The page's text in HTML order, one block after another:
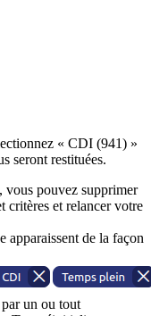
« CDI (941) »
seront restituées.
vous pouvez supprimer
critères et relancer votre
apparaissent de la façon
un ou tout